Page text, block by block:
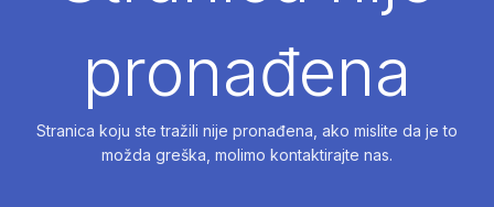
pronađena
Stranica koju ste tražili nije pronađena, ako mislite da je to
možda greška, molimo kontaktirajte nas.